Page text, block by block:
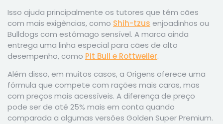
Isso ajuda principalmente os tutores que têm cães
com mais exigências, como Shih-tzus enjoadinhos ou
Bulldogs com estômago sensível. A marca ainda
entrega uma linha especial para cães de alto
desempenho, como Pit Bull e Rottweiler.
Além disso, em muitos casos, a Origens oferece uma
fórmula que compete com rações mais caras, mas
com preços mais acessíveis. A diferença de preço
pode ser de até 25% mais em conta quando
comparada a algumas versões Golden Super Premium.